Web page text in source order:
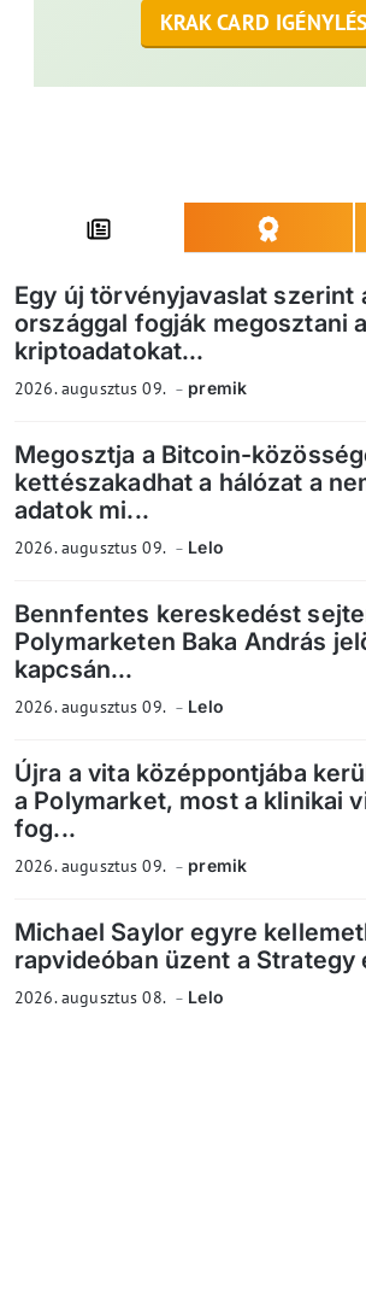
KRAK CARD
Egy új törvényjavaslat szerint
országgal fogják megosztani a
kriptoadatokat...
2026. augusztus 09. premik
Megosztja a Bitcoin-
kettészakadhat a hálózat a
adatok mi...
2026. augusztus 09. Lelo
Bennfentes kereskedést
Polymarketen Baka András
kapcsán...
2026. augusztus 09. Lelo
Újra a vita középpontjába
a Polymarket, most a klinikai
fog...
2026. augusztus 09. premik
Michael Saylor egyre
rapvideóban üzent a Strategy
2026. augusztus 08. Lelo